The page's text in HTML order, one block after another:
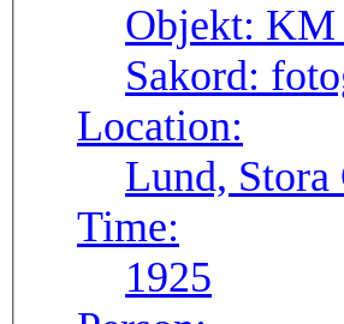
Objekt: KM
Sakord:
Location:
Lund, Stora
Time:
1925